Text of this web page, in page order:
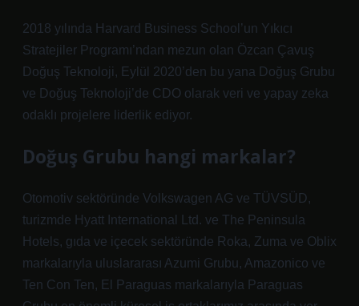
2018 yılında Harvard Business School’un Yıkıcı
Stratejiler Programı’ndan mezun olan Özcan Çavuş
Doğuş Teknoloji, Eylül 2020’den bu yana Doğuş Grubu
ve Doğuş Teknoloji’de CDO olarak veri ve yapay zeka
odaklı projelere liderlik ediyor.
Doğuş Grubu hangi markalar?
Otomotiv sektöründe Volkswagen AG ve TÜVSÜD,
turizmde Hyatt International Ltd. ve The Peninsula
Hotels, gıda ve içecek sektöründe Roka, Zuma ve Oblix
markalarıyla uluslararası Azumi Grubu, Amazonico ve
Ten Con Ten, El Paraguas markalarıyla Paraguas